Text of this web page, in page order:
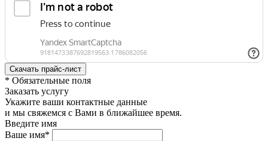
* Обязательные поля
Заказать услугу
Укажите ваши контактные данные
и мы свяжемся с Вами в ближайшее время.
Введите имя
Ваше имя*